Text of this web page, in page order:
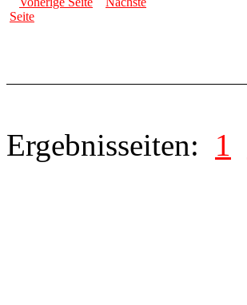
Seite
Ergebnisseiten: 1